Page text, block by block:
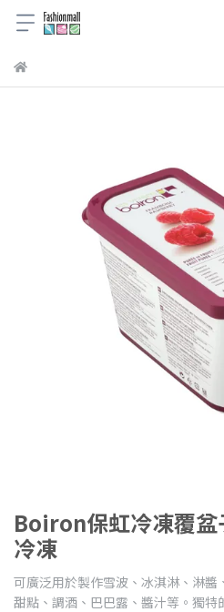
Boiron保虹冷凍覆
冷凍
可廣泛用於製作雪波、冰淇淋、淋醬
甜點、調酒、巴巴露、醬汁等。獨特